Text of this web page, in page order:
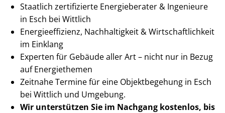
Staatlich zertifizierte Energieberater & Ingenieure
in Esch bei Wittlich
En­er­gie­ef­fi­zi­enz, Nachhaltigkeit & Wirt­schaft­lich­keit
im Einklang
Experten für Gebäude aller Art – nicht nur in Bezug
auf Energiethemen
Zeitnahe Termine für eine Objektbegehung in Esch
bei Wittlich und Umgebung.
Wir unterstützen Sie im Nachgang kostenlos, bis